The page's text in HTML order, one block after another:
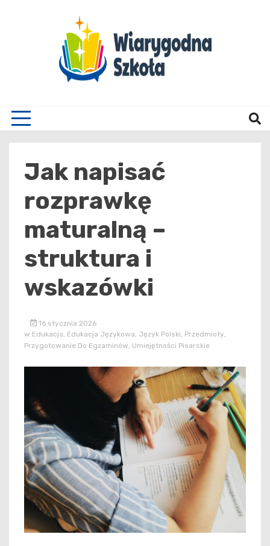
Jak napisać
rozprawkę
maturalną –
struktura i
wskazówki
16 stycznia 2026
w Edukacja Edukacja Językowa Język Polski Przedmioty
Przygotowanie Do Egzaminów Umiejętności Pisarskie